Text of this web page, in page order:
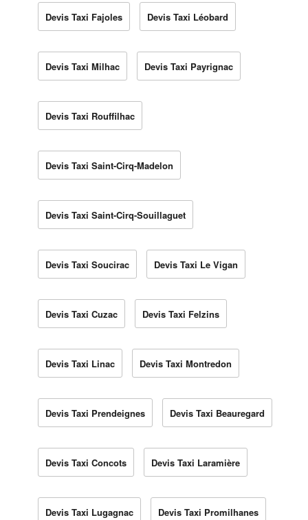
Devis Taxi Fajoles Devis Taxi Léobard
Devis Taxi Milhac Devis Taxi Payrignac
Devis Taxi Rouffilhac
Devis Taxi Saint-Cirq-Madelon
Devis Taxi Saint-Cirq-Souillaguet
Devis Taxi Soucirac Devis Taxi Le Vigan
Devis Taxi Cuzac Devis Taxi Felzins
Devis Taxi Linac Devis Taxi Montredon
Devis Taxi Prendeignes Devis Taxi Beauregard
Devis Taxi Concots Devis Taxi Laramière
Devis Taxi Lugagnac Devis Taxi Promilhanes